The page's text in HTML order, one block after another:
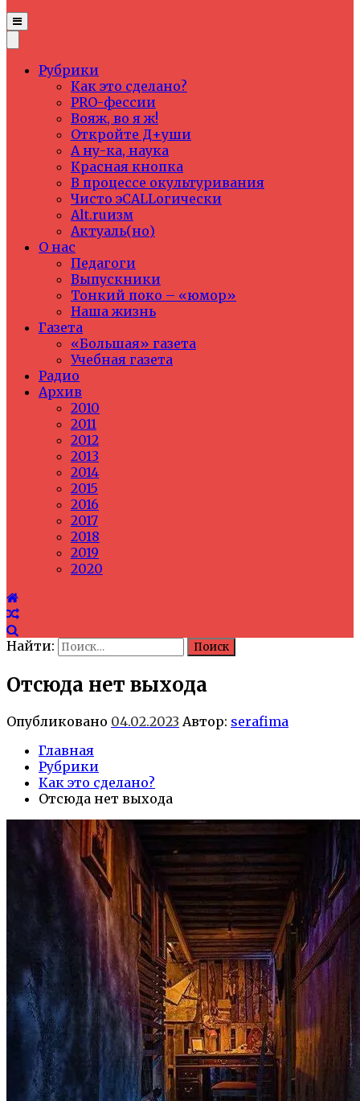
Рубрики
Как это сделано?
PRO-фессии
Вояж, во я ж!
Откройте Д+уши
А ну-ка, наука
Красная кнопка
В процессе окультуривания
Чисто эCALLогически
Alt.ruизм
Актуаль(но)
О нас
Педагоги
Выпускники
Тонкий поко – «юмор»
Наша жизнь
Газета
«Большая» газета
Учебная газета
Радио
Архив
2010
2011
2012
2013
2014
2015
2016
2017
2018
2019
2020
Найти:
Отсюда нет выхода
Опубликовано 04.02.2023 Автор: serafima
Главная
Рубрики
Как это сделано?
Отсюда нет выхода